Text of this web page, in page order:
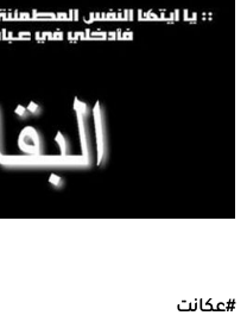
#عكانت